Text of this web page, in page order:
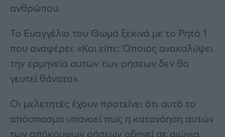
ανθρώπου.
Το Ευαγγέλιο του Θωμά ξεκινά με το Ρητό 1
που αναφέρει: «Και είπε: Όποιος ανακαλύψει
την ερμηνεία αυτών των ρήσεων δεν θα
γευτεί θάνατο».
Οι μελετητές έχουν προτείνει ότι αυτό το
απόσπασμα υπονοεί πως η κατανόηση αυτών
των απόκρυφων ρήσεων οδηγεί σε αιώνια